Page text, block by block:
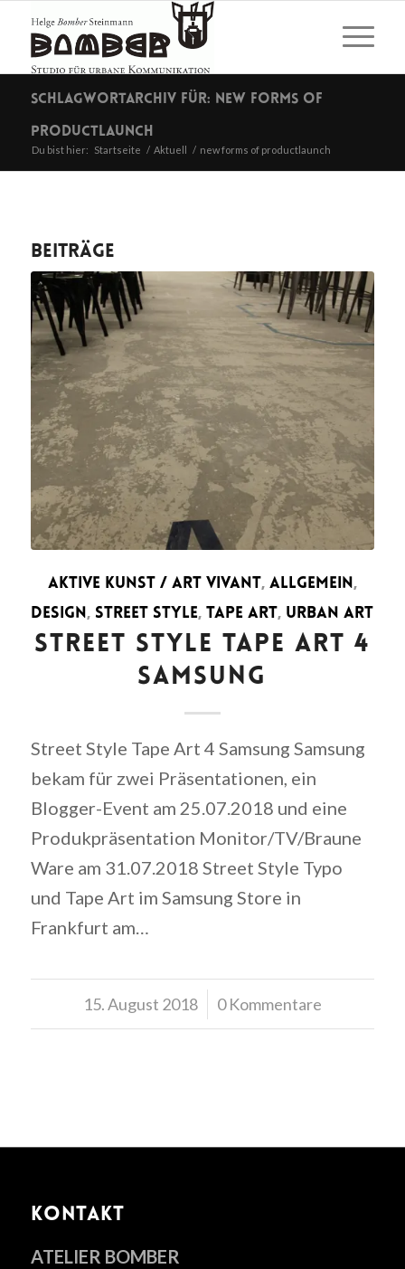
Schlagwortarchiv für: new forms of
productlaunch
Du bist hier: Startseite / Aktuell / new forms of productlaunch
Beiträge
AKTIVE KUNST / ART VIVANT, ALLGEMEIN,
DESIGN, STREET STYLE,TAPE ART, URBAN ART
STREET STYLE TAPE ART 4
SAMSUNG
Street Style Tape Art 4 Samsung Samsung
bekam für zwei Präsentationen, ein
Blogger-Event am 25.07.2018 und eine
Produkpräsentation Monitor/TV/Braune
Ware am 31.07.2018 Street Style Typo
und Tape Art im Samsung Store in
Frankfurt am…
15. August 2018
/ 0 Kommentare
KONTAKT
ATELIER BOMBER